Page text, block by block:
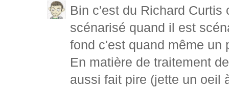
Bin c'est du Richard
scénarisé quand il est
fond c'est quand même un
En matière de traitement
aussi fait pire (jette un oeil